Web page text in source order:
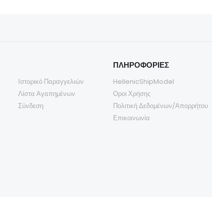
Ιστορικό Παραγγελιών
Λίστα Αγαπημένων
Σύνδεση
ΠΛΗΡΟΦΟΡΙΕΣ
HellenicShipModel
Οροι Χρήσης
Πολιτική Δεδομένων/Απορρήτου
Επικοινωνία